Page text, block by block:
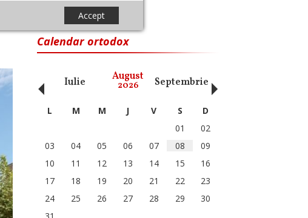
Accept
Calendar ortodox
Iunie Iulie August
2026 Septembrie Octombrie
‹ L M M J V S
D
01
02
03
04 05 06 07 08
09
10
11 12 13 14 15
16
17
18 19 20 21 22
23
24
25 26 27 28 29
30